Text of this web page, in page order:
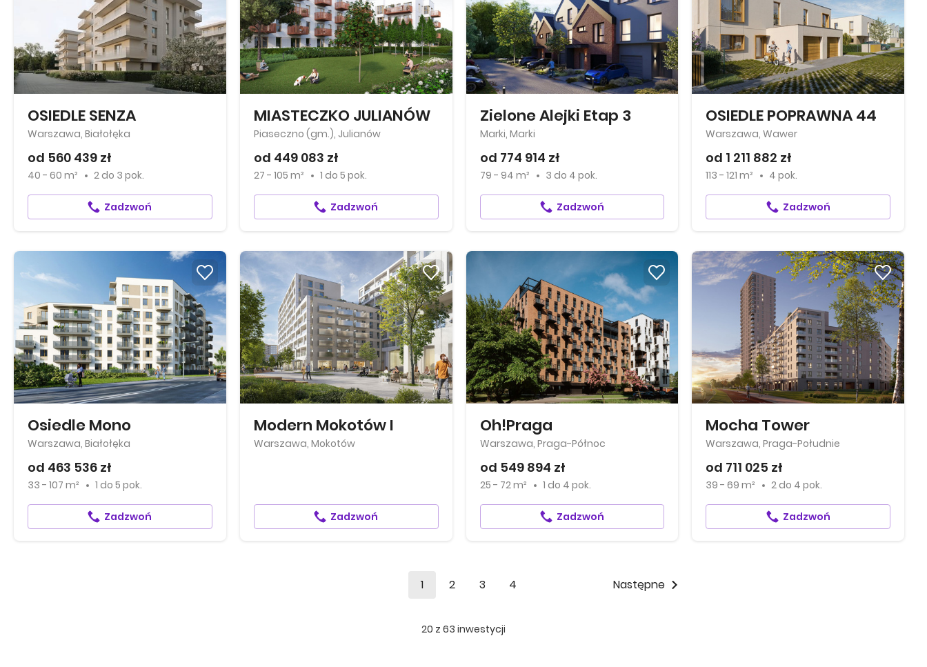
OSIEDLE SENZA
Warszawa, Białołęka
od 560 439 zł
40 - 60 m² 2 do 3 pok.
Zadzwoń
MIASTECZKO JULIANÓW
Piaseczno (gm.), Julianów
od 449 083 zł
27 - 105 m² 1 do 5 pok.
Zadzwoń
Zielone Alejki Etap 3
Marki, Marki
od 774 914 zł
79 - 94 m² 3 do 4 pok.
Zadzwoń
OSIEDLE POPRAWNA 44
Warszawa, Wawer
od 1 211 882 zł
113 - 121 m² 4 pok.
Zadzwoń
Osiedle Mono
Warszawa, Białołęka
od 463 536 zł
33 - 107 m² 1 do 5 pok.
Zadzwoń
Modern Mokotów I
Warszawa, Mokotów
Zadzwoń
Oh!Praga
Warszawa, Praga-Północ
od 549 894 zł
25 - 72 m² 1 do 4 pok.
Zadzwoń
Mocha Tower
Warszawa, Praga-Południe
od 711 025 zł
39 - 69 m² 2 do 4 pok.
Zadzwoń
1 2 3 4 Następne
20 z 63 inwestycji